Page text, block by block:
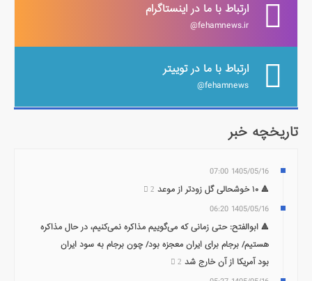
ارتباط با ما در اینستاگرام
fehamnews.ir@
ارتباط با ما در توییتر
fehamnews@
تاریخچه خبر
1405/05/16 07:00
🔺 ۱۰ خوشحالی گل زودتر از موعد
2
1405/05/16 06:20
🔺 ابوالفتح: حتی زمانی که می‌گوییم مذاکره نمی‌کنیم، در حال مذاکره
هستیم/ برجام برای ایران معجزه بود/ چون برجام به سود ایران
بود آمریکا از آن خارج شد 2